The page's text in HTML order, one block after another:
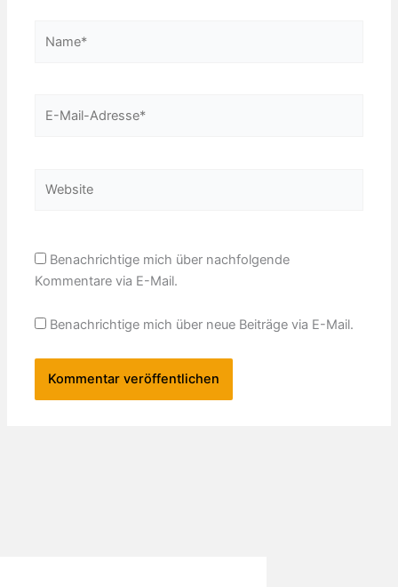
Mail-
Benachrichtige mich über nachfolgende
Kommentare via E-Mail.
Benachrichtige mich über neue Beiträge via E-Mail.